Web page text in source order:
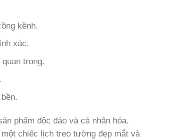
kềnh.
xác.
trọng.
phẩm độc đáo và cá nhân hóa.
chiếc lịch treo tường đẹp mắt và